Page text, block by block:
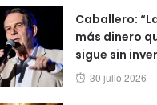
Caballero:
más dinero
sigue sin
Posted
30 julio 2026